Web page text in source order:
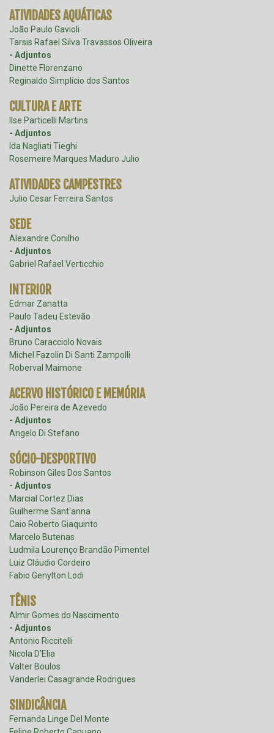
ATIVIDADES AQUÁTICAS
João Paulo Gavioli
Tarsis Rafael Silva Travassos Oliveira
- Adjuntos
Dinette Florenzano
Reginaldo Simplício dos Santos
CULTURA E ARTE
Ilse Particelli Martins
- Adjuntos
Ida Nagliati Tieghi
Rosemeire Marques Maduro Julio
ATIVIDADES CAMPESTRES
Julio Cesar Ferreira Santos
SEDE
Alexandre Conilho
- Adjuntos
Gabriel Rafael Verticchio
INTERIOR
Edmar Zanatta
Paulo Tadeu Estevão
- Adjuntos
Bruno Caracciolo Novais
Michel Fazolin Di Santi Zampolli
Roberval Maimone
ACERVO HISTÓRICO E MEMÓRIA
João Pereira de Azevedo
- Adjuntos
Angelo Di Stefano
SÓCIO-DESPORTIVO
Robinson Giles Dos Santos
- Adjuntos
Marcial Cortez Dias
Guilherme Sant'anna
Caio Roberto Giaquinto
Marcelo Butenas
Ludmila Lourenço Brandão Pimentel
Luiz Cláudio Cordeiro
Fabio Genylton Lodi
TÊNIS
Almir Gomes do Nascimento
- Adjuntos
Antonio Riccitelli
Nicola D'Elia
Valter Boulos
Vanderlei Casagrande Rodrigues
SINDICÂNCIA
Fernanda Linge Del Monte